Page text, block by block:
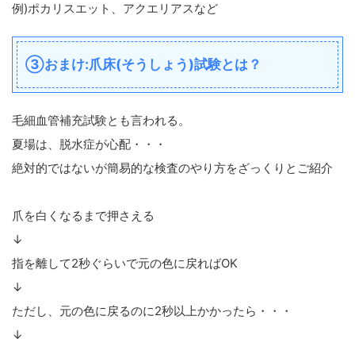
例)ポカリスエット、アクエリアスなど
③おまけ:爪床(そうしょう)試験とは？
毛細血管補充試験とも言われる。
夏場は、脱水症が心配・・・
絶対的ではないが簡易的な検査のやり方をざっくりとご紹介
爪を白くなるまで押さえる
↓
指を離して2秒ぐらいで元の色に戻ればOK
↓
ただし、元の色に戻るのに2秒以上かかったら・・・
↓